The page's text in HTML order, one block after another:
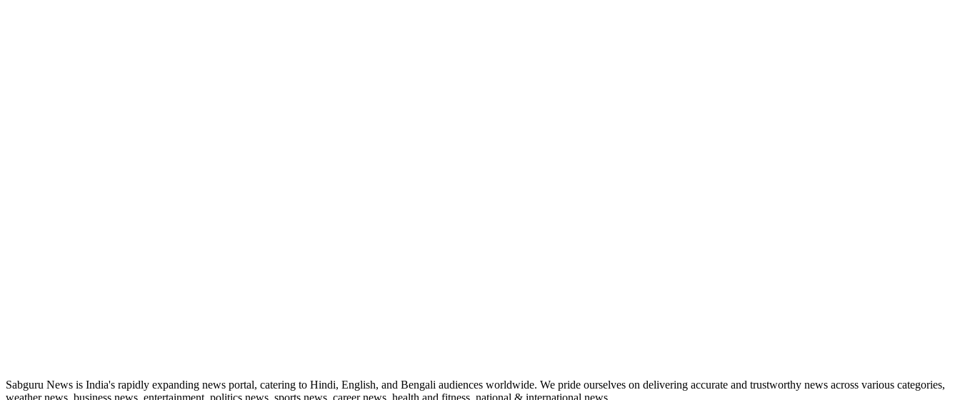
Sabguru News is India's rapidly expanding news portal, catering to Hindi, English, and Bengali audiences worldwide. We pride ourselves on delivering accurate and trustworthy news across various categories,
weather news, business news, entertainment, politics news, sports news, career news, health and fitness, national & international news.